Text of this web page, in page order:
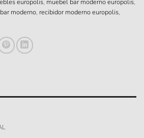
europolis, muebel bar moderno europolis,
moderno, recibidor moderno europolis,